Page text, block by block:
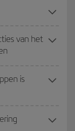
van het
is